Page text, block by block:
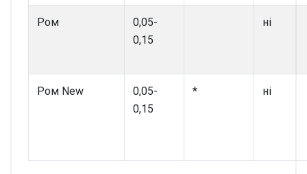
Ром
0,05-
0,15
ні
Ром New
0,05-
0,15
* ні